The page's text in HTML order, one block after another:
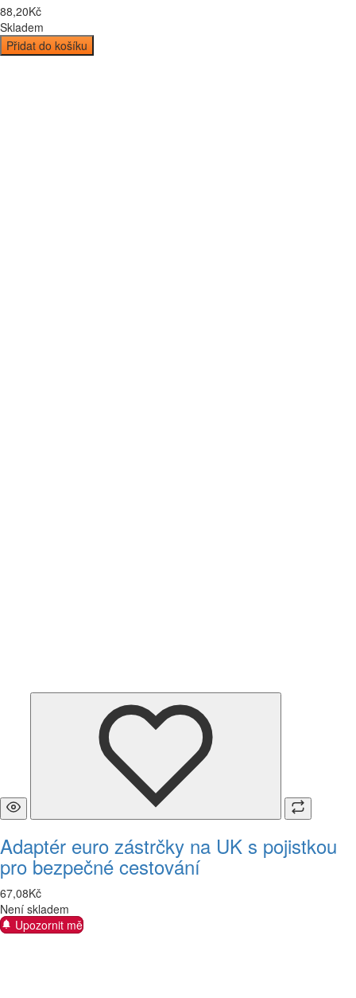
88,20Kč
Skladem
Přidat do košíku
Adaptér euro zástrčky na UK s pojistkou
pro bezpečné cestování
67,08Kč
Není skladem
Upozornit mě